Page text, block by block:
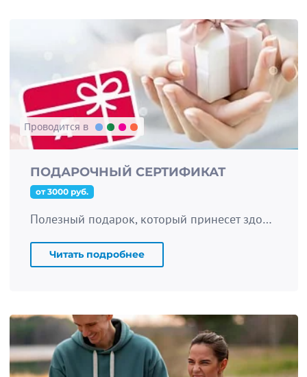
Проводится в
ПОДАРОЧНЫЙ СЕРТИФИКАТ
от 3000 руб.
Полезный подарок, который принесет здоровье и красоту!
Читать подробнее